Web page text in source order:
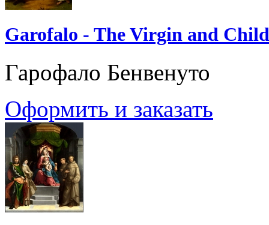
Garofalo - The Virgin and
Гарофало Бенвенуто
Оформить и заказать